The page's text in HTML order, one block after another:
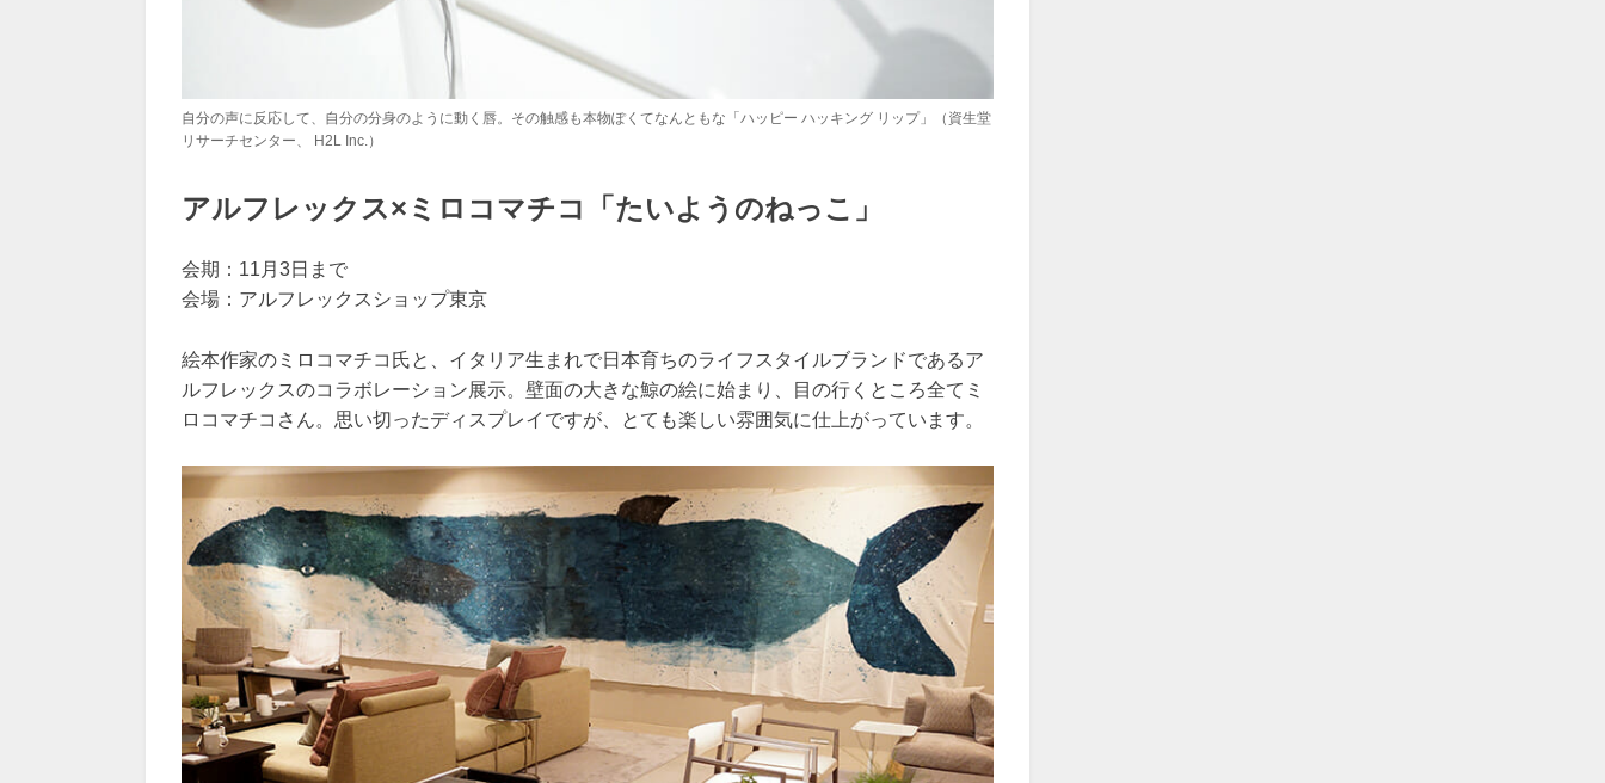
自分の声に反応して、自分の分身のように動く唇。その触感も本物ぽくてなんともな「ハッピー ハッキング リップ」（資生堂
リサーチセンター、 H2L Inc.）
アルフレックス×ミロコマチコ「たいようのねっこ」
会期：11月3日まで
会場：アルフレックスショップ東京
絵本作家のミロコマチコ氏と、イタリア生まれで日本育ちのライフスタイルブランドであるア
ルフレックスのコラボレーション展示。壁面の大きな鯨の絵に始まり、目の行くところ全てミ
ロコマチコさん。思い切ったディスプレイですが、とても楽しい雰囲気に仕上がっています。